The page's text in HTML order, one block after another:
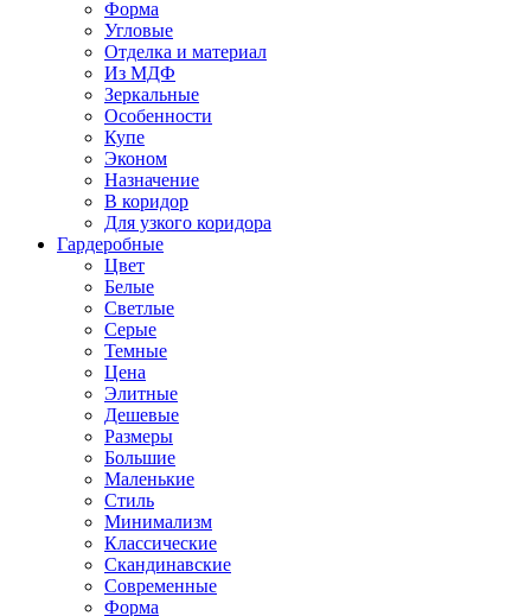
Форма
Угловые
Отделка и материал
Из МДФ
Зеркальные
Особенности
Купе
Эконом
Назначение
В коридор
Для узкого коридора
Гардеробные
Цвет
Белые
Светлые
Серые
Темные
Цена
Элитные
Дешевые
Размеры
Большие
Маленькие
Стиль
Минимализм
Классические
Скандинавские
Современные
Форма